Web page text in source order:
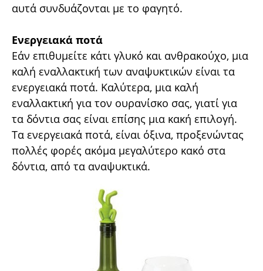
αυτά συνδυάζονται με το φαγητό.
Ενεργειακά ποτά
Εάν επιθυμείτε κάτι γλυκό και ανθρακούχο, μια
καλή εναλλακτική των αναψυκτικών είναι τα
ενεργειακά ποτά. Καλύτερα, μια καλή
εναλλακτική για τον ουρανίσκο σας, γιατί για
τα δόντια σας είναι επίσης μια κακή επιλογή.
Τα ενεργειακά ποτά, είναι όξινα, προξενώντας
πολλές φορές ακόμα μεγαλύτερο κακό στα
δόντια, από τα αναψυκτικά.